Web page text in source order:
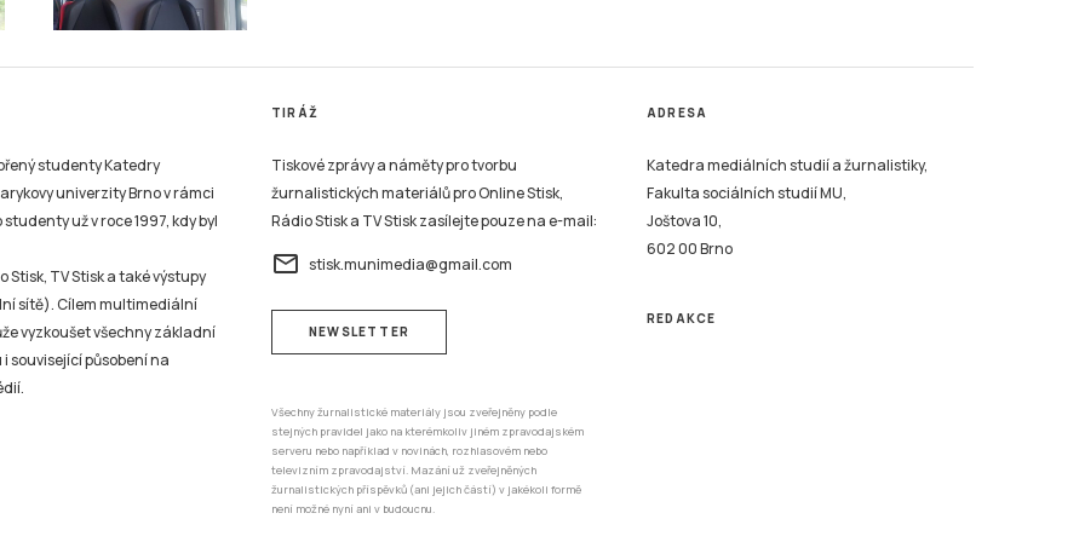
studenty Katedry
univerzity Brno v rámci
už v roce 1997, kdy byl
TV Stisk a také výstupy
sítě). Cílem multimediální
vyzkoušet všechny základní
související působení na
TIRÁŽ
Tiskové zprávy a náměty pro tvorbu
žurnalistických materiálů pro Online Stisk,
Rádio Stisk a TV Stisk zasílejte pouze na e-mail:
email stisk.munimedia@gmail.com
NEWSLETTER
Všechny žurnalistické materiály jsou zveřejněny podle
stejných pravidel jako na kterémkoliv jiném zpravodajském
serveru nebo například v novinách, rozhlasovém nebo
televizním zpravodajství. Mazání už zveřejněných
žurnalistických příspěvků (ani jejich částí) v jakékoli formě
není možné nyní ani v budoucnu.
ADRESA
Katedra mediálních studií a žurnalistiky,
Fakulta sociálních studií MU,
Joštova 10,
602 00 Brno
REDAKCE